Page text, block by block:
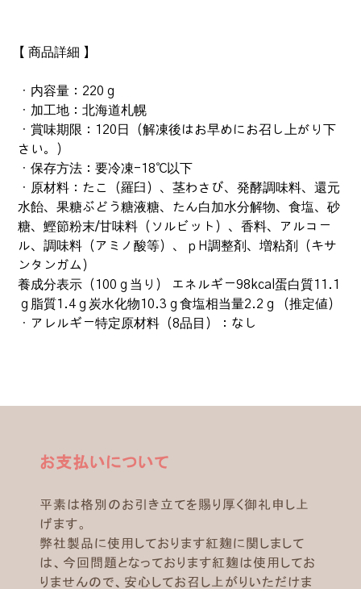
【 商品詳細 】
・内容量：220ｇ
・加工地：北海道札幌
・賞味期限：120日（解凍後はお早めにお召し上がり下
さい。）
・保存方法：要冷凍-18℃以下
・原材料：たこ（羅臼）、茎わさび、発酵調味料、還元
水飴、果糖ぶどう糖液糖、たん白加水分解物、食塩、砂
糖、鰹節粉末/甘味料（ソルビット）、香料、アルコー
ル、調味料（アミノ酸等）、ｐH調整剤、増粘剤（キサ
ンタンガム）
養成分表示（100ｇ当り） エネルギー98kcal蛋白質11.1
ｇ脂質1.4ｇ炭水化物10.3ｇ食塩相当量2.2ｇ（推定値）
・アレルギー特定原材料（8品目）：なし
お支払いについて
平素は格別のお引き立てを賜り厚く御礼申し上
げます。
弊社製品に使用しております紅麹に関しまして
は、今回問題となっております紅麹は使用してお
りませんので、安心してお召し上がりいただけま